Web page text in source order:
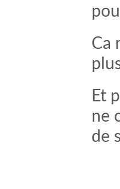
Ca
Et
ne
de